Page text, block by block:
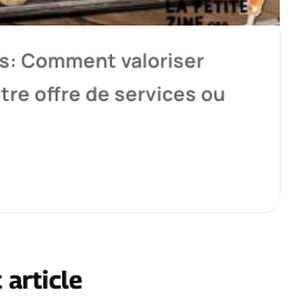
Comment valoriser
offre de services ou
article